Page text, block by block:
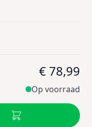
€ 78,99
Op voorraad